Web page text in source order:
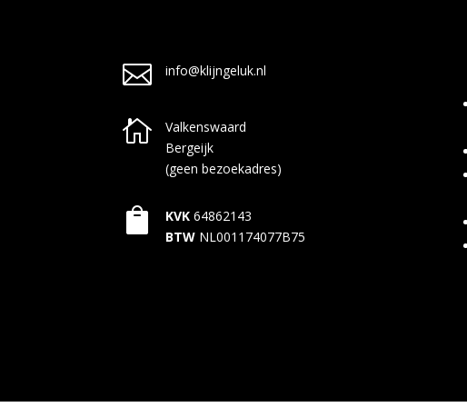
 info@klijngeluk.nl

Valkenswaard
Bergeijk
(geen bezoekadres)
 KVK 64862143
BTW NL001174077B75